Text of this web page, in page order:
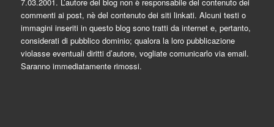
commenti ai post, nè del contenuto dei siti linkati. Alcuni testi o
immagini inseriti in questo blog sono tratti da internet e, pertanto,
considerati di pubblico dominio; qualora la loro pubblicazione
violasse eventuali diritti d’autore, vogliate comunicarlo via email.
Saranno immediatamente rimossi.